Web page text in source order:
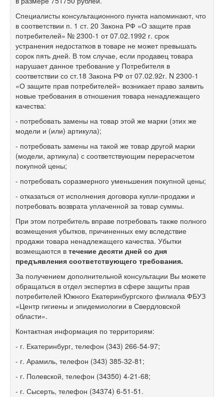
Специалисты консультационного пункта напоминают, что
в соответствии п. 1 ст. 20 Закона РФ «О защите прав
потребителей» № 2300-1 от 07.02.1992 г. срок
устранения недостатков в товаре не может превышать
сорок пять дней. В том случае, если продавец товара
нарушает данное требование у Потребителя в
соответствии со ст.18 Закона РФ от 07.02.92г. N 2300-1
«О защите прав потребителей» возникает право заявить
новые требования в отношения товара ненадлежащего
качества:
- потребовать замены на товар этой же марки (этих же
модели и (или) артикула);
- потребовать замены на такой же товар другой марки
(модели, артикула) с соответствующим перерасчетом
покупной цены;
- потребовать соразмерного уменьшения покупной цены;
- отказаться от исполнения договора купли-продажи и
потребовать возврата уплаченной за товар суммы.
При этом потребитель вправе потребовать также полного
возмещения убытков, причиненных ему вследствие
продажи товара ненадлежащего качества. Убытки
возмещаются в течение десяти дней со дня
предъявления соответствующего требования.
За получением дополнительной консультации Вы можете
обращаться в отдел экспертиз в сфере защиты прав
потребителей Южного Екатеринбургского филиала ФБУЗ
«Центр гигиены и эпидемиологии в Свердловской
области».
Контактная информация по территориям:
- г. Екатеринбург, телефон (343) 266-54-97;
- г. Арамиль, телефон (343) 385-32-81;
- г. Полевской, телефон (34350) 4-21-68;
- г. Сысерть, телефон (34374) 6-51-51.